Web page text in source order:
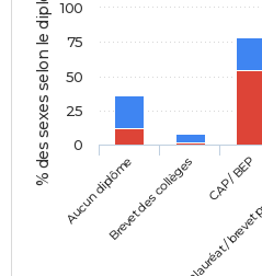
% des sexes selon le diplôme
Aucun diplômeBrevet des collèges CAP / BEP
Baccalauréat /
0
25
50
75
100